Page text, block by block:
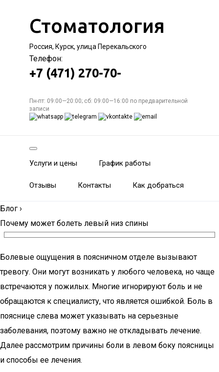
Стоматология
Россия, Курск, улица Перекальского
Телефон:
+7 (471) 270-70-
Пн-пт: 09:00—20:00; сб: 09:00—16:00 по предварительной
записи
Услуги и цены График работы
Отзывы Контакты Как добраться
Блог ›
Почему может болеть левый низ спины
Болевые ощущения в поясничном отделе вызывают
тревогу. Они могут возникать у любого человека, но чаще
встречаются у пожилых. Многие игнорируют боль и не
обращаются к специалисту, что является ошибкой. Боль в
пояснице слева может указывать на серьезные
заболевания, поэтому важно не откладывать лечение.
Далее рассмотрим причины боли в левом боку поясницы
и способы ее лечения.